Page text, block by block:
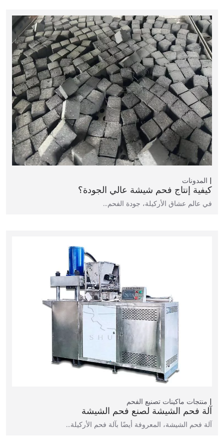
المدونات
كيفية إنتاج فحم شيشة عالي الجودة؟
في عالم عشاق الأركيلة، جودة الفحم…
منتجات ماكينات تصنيع الفحم
آلة فحم الشيشة لصنع فحم الشيشة
آلة فحم الشيشة، المعروفة أيضًا بآلة فحم الأركيلة…